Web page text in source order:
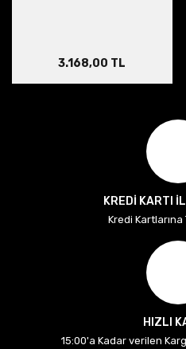
3.168,00 TL
KREDİ KARTI
Kredi Kartlarına
HIZLI
15:00'a Kadar verilen